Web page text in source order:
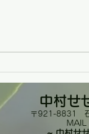
中村せ
〒921-8831 石